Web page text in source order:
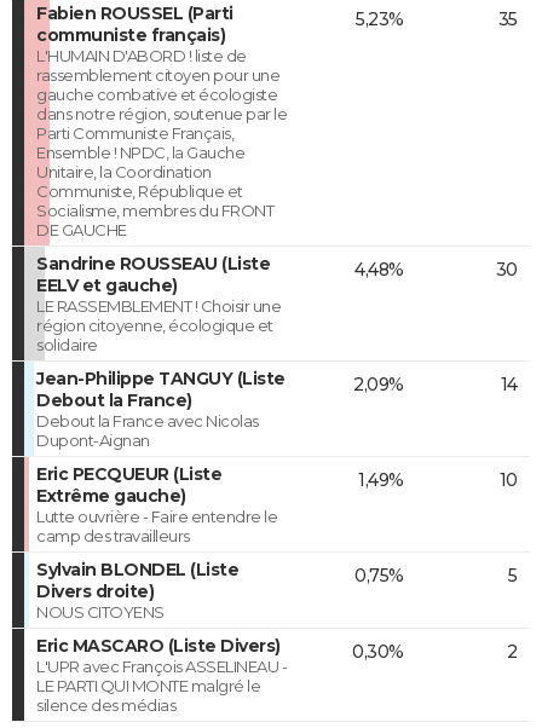
Fabien ROUSSEL (Parti
communiste français)
L'HUMAIN D'ABORD ! liste de
rassemblement citoyen pour une
gauche combative et écologiste
dans notre région, soutenue par le
Parti Communiste Français,
Ensemble ! NPDC, la Gauche
Unitaire, la Coordination
Communiste, République et
Socialisme, membres du FRONT
DE GAUCHE
5,23% 35
Sandrine ROUSSEAU (Liste
EELV et gauche)
LE RASSEMBLEMENT ! Choisir une
région citoyenne, écologique et
solidaire
4,48% 30
Jean-Philippe TANGUY (Liste
Debout la France)
Debout la France avec Nicolas
Dupont-Aignan
2,09% 14
Eric PECQUEUR (Liste
Extrême gauche)
Lutte ouvrière - Faire entendre le
camp des travailleurs
1,49% 10
Sylvain BLONDEL (Liste
Divers droite)
NOUS CITOYENS
0,75% 5
Eric MASCARO (Liste Divers)
L'UPR avec François ASSELINEAU -
LE PARTI QUI MONTE malgré le
silence des médias
0,30% 2